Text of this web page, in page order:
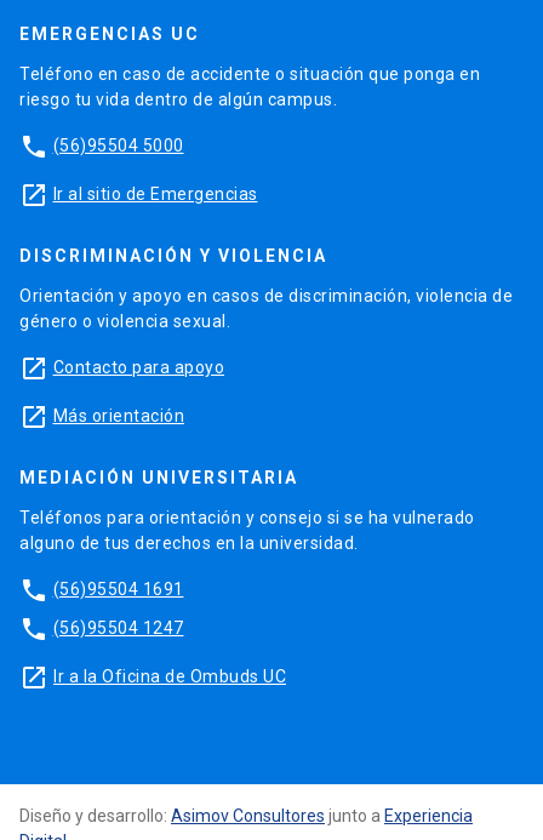
EMERGENCIAS UC
Teléfono en caso de accidente o situación que ponga en
riesgo tu vida dentro de algún campus.
phone (56)95504 5000
launch Ir al sitio de Emergencias
DISCRIMINACIÓN Y VIOLENCIA
Orientación y apoyo en casos de discriminación, violencia de
género o violencia sexual.
launch Contacto para apoyo
launch Más orientación
MEDIACIÓN UNIVERSITARIA
Teléfonos para orientación y consejo si se ha vulnerado
alguno de tus derechos en la universidad.
phone (56)95504 1691
phone (56)95504 1247
launch Ir a la Oficina de Ombuds UC
Diseño y desarrollo: Asimov Consultores junto a Experiencia